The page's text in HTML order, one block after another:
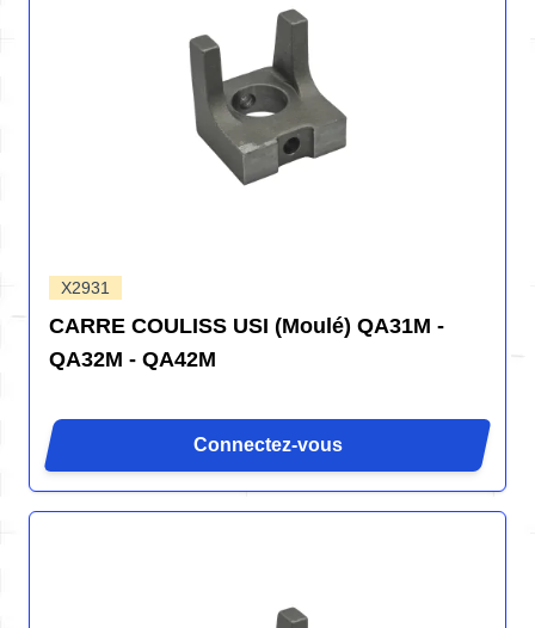
X2931
CARRE COULISS USI (Moulé) QA31M -
QA32M - QA42M
Connectez-vous